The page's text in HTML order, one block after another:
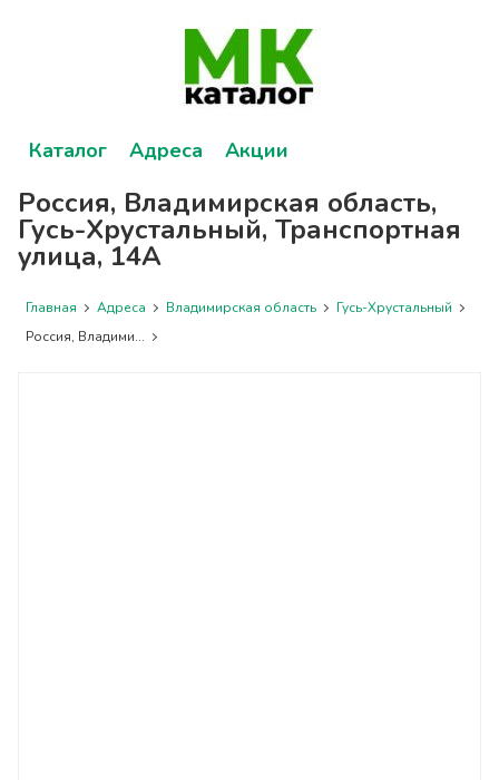
Каталог Адреса Акции
Россия, Владимирская область,
Гусь-Хрустальный, Транспортная
улица, 14А
Главная Адреса Владимирская область
Гусь-Хрустальный
Россия, Владими...